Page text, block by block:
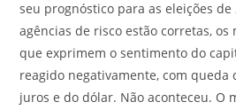
seu prognóstico para as eleições de
agências de risco estão corretas, os
que exprimem o sentimento do
reagido negativamente, com queda
juros e do dólar. Não aconteceu. O